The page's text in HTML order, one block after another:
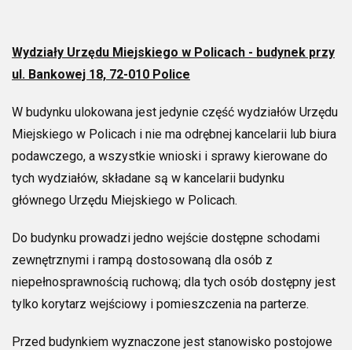
Wydziały Urzędu Miejskiego w Policach - budynek przy
ul. Bankowej 18, 72-010 Police
W budynku ulokowana jest jedynie część wydziałów Urzędu
Miejskiego w Policach i nie ma odrębnej kancelarii lub biura
podawczego, a wszystkie wnioski i sprawy kierowane do
tych wydziałów, składane są w kancelarii budynku
głównego Urzędu Miejskiego w Policach.
Do budynku prowadzi jedno wejście dostępne schodami
zewnętrznymi i rampą dostosowaną dla osób z
niepełnosprawnością ruchową; dla tych osób dostępny jest
tylko korytarz wejściowy i pomieszczenia na parterze.
Przed budynkiem wyznaczone jest stanowisko postojowe